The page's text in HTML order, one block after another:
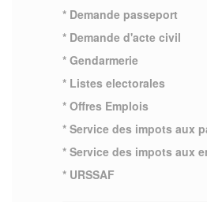
* Demande passeport
* Demande d'acte civil
* Gendarmerie
* Listes electorales
* Offres Emplois
* Service des impots aux
* Service des impots aux
* URSSAF